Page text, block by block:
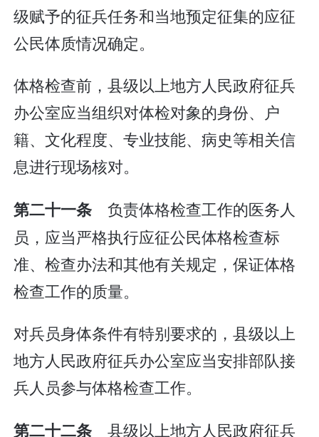
级赋予的征兵任务和当地预定征集的应征
公民体质情况确定。
体格检查前，县级以上地方人民政府征兵
办公室应当组织对体检对象的身份、户
籍、文化程度、专业技能、病史等相关信
息进行现场核对。
第二十一条 负责体格检查工作的医务人
员，应当严格执行应征公民体格检查标
准、检查办法和其他有关规定，保证体格
检查工作的质量。
对兵员身体条件有特别要求的，县级以上
地方人民政府征兵办公室应当安排部队接
兵人员参与体格检查工作。
第二十二条 县级以上地方人民政府征兵